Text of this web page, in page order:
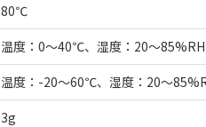
80℃
温度：0～40℃、湿度：20～
温度：-20～60℃、湿度：20～
3g